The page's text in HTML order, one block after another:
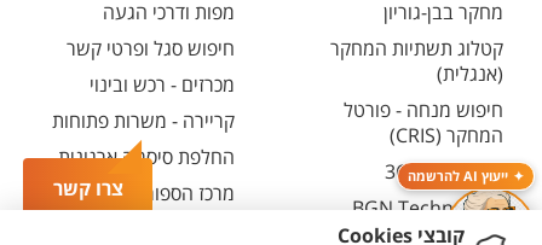
צרו קשר
ייעוץ AI להרשמה
מחקר בבן-גוריון
קטלוג תשתיות המחקר
(אנגלית)
חיפוש מנחה - פורטל
המחקר (CRIS)
מרכז יזמות 360
BGN Technology
Transfer
מפות ודרכי הגעה
חיפוש סגל ופרטי קשר
מכרזים - רכש ובינוי
קריירה - משרות פתוחות
החלפת סיסמה ארגונית
מרכז הספורט והנופש